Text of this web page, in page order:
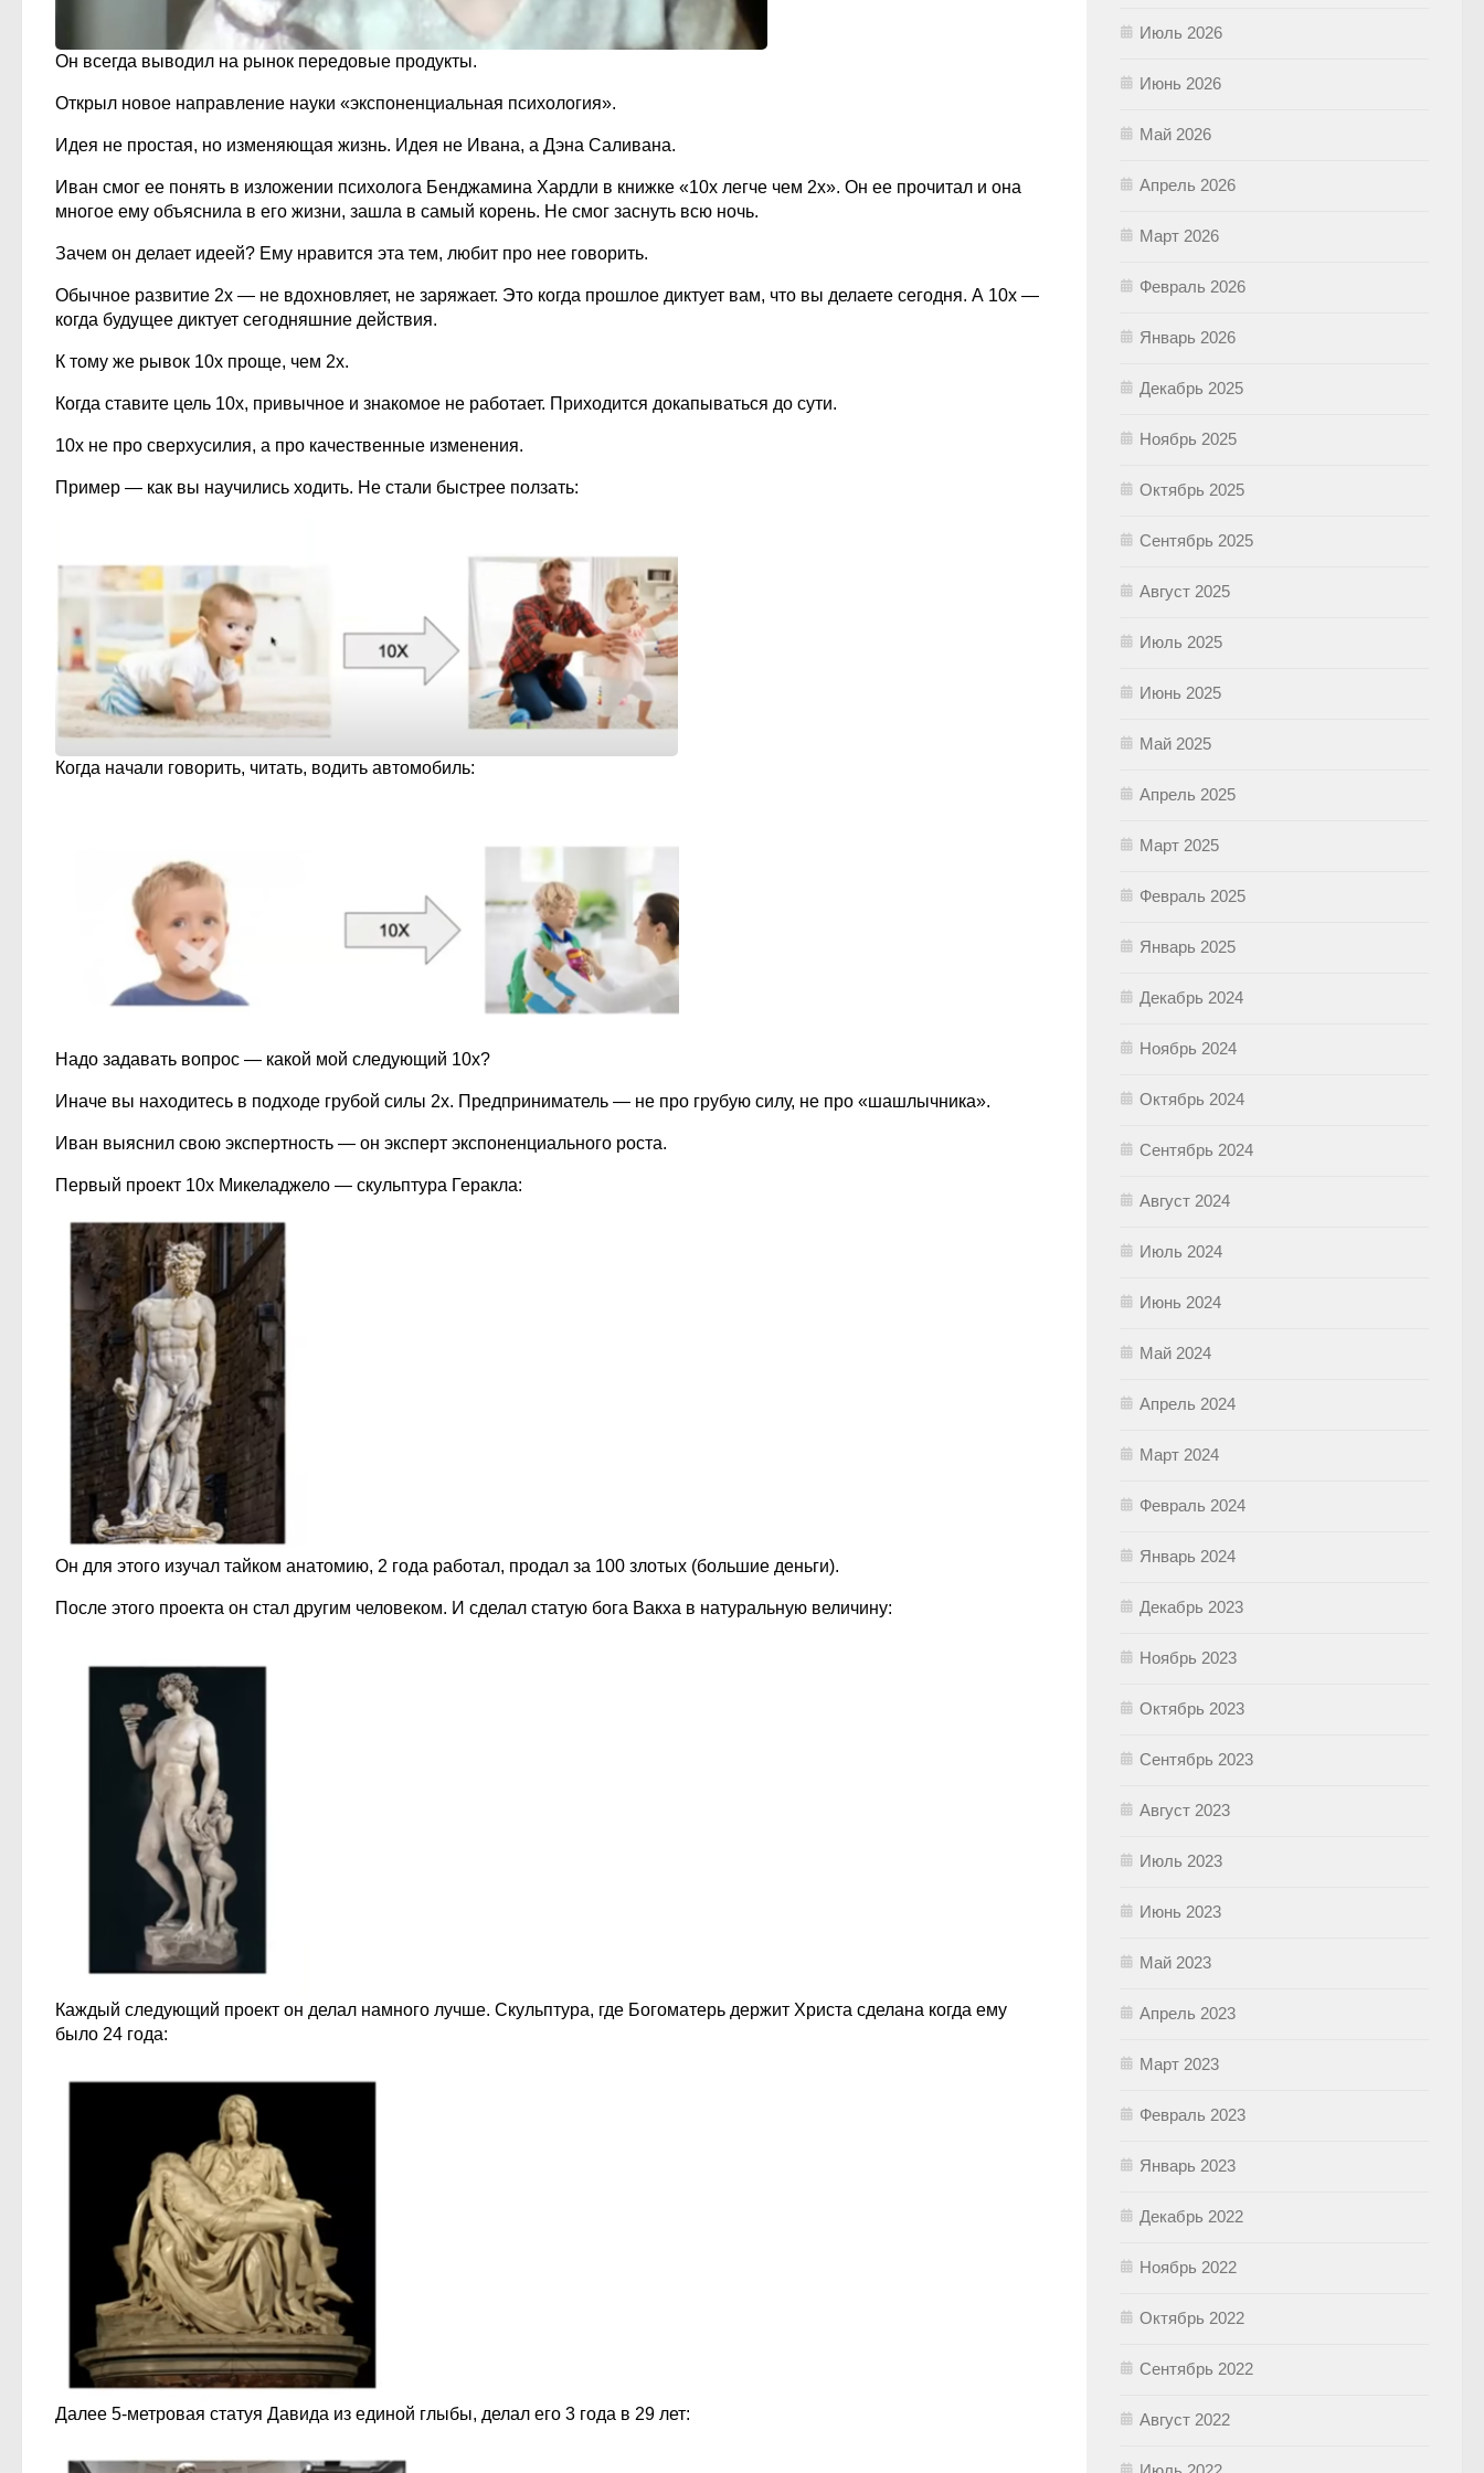
Он всегда выводил на рынок передовые продукты.
Открыл новое направление науки «экспоненциальная психология».
Идея не простая, но изменяющая жизнь. Идея не Ивана, а Дэна Саливана.
Иван смог ее понять в изложении психолога Бенджамина Хардли в книжке «10х легче чем 2х». Он ее прочитал и она
многое ему объяснила в его жизни, зашла в самый корень. Не смог заснуть всю ночь.
Зачем он делает идеей? Ему нравится эта тем, любит про нее говорить.
Обычное развитие 2х — не вдохновляет, не заряжает. Это когда прошлое диктует вам, что вы делаете сегодня. А 10х —
когда будущее диктует сегодняшние действия.
К тому же рывок 10х проще, чем 2х.
Когда ставите цель 10х, привычное и знакомое не работает. Приходится докапываться до сути.
10х не про сверхусилия, а про качественные изменения.
Пример — как вы научились ходить. Не стали быстрее ползать:
Когда начали говорить, читать, водить автомобиль:
Надо задавать вопрос — какой мой следующий 10х?
Иначе вы находитесь в подходе грубой силы 2х. Предприниматель — не про грубую силу, не про «шашлычника».
Иван выяснил свою экспертность — он эксперт экспоненциального роста.
Первый проект 10х Микеладжело — скульптура Геракла:
Он для этого изучал тайком анатомию, 2 года работал, продал за 100 злотых (большие деньги).
После этого проекта он стал другим человеком. И сделал статую бога Вакха в натуральную величину:
Каждый следующий проект он делал намного лучше. Скульптура, где Богоматерь держит Христа сделана когда ему
было 24 года:
Далее 5-метровая статуя Давида из единой глыбы, делал его 3 года в 29 лет:
Июль 2026
Июнь 2026
Май 2026
Апрель 2026
Март 2026
Февраль 2026
Январь 2026
Декабрь 2025
Ноябрь 2025
Октябрь 2025
Сентябрь 2025
Август 2025
Июль 2025
Июнь 2025
Май 2025
Апрель 2025
Март 2025
Февраль 2025
Январь 2025
Декабрь 2024
Ноябрь 2024
Октябрь 2024
Сентябрь 2024
Август 2024
Июль 2024
Июнь 2024
Май 2024
Апрель 2024
Март 2024
Февраль 2024
Январь 2024
Декабрь 2023
Ноябрь 2023
Октябрь 2023
Сентябрь 2023
Август 2023
Июль 2023
Июнь 2023
Май 2023
Апрель 2023
Март 2023
Февраль 2023
Январь 2023
Декабрь 2022
Ноябрь 2022
Октябрь 2022
Сентябрь 2022
Август 2022